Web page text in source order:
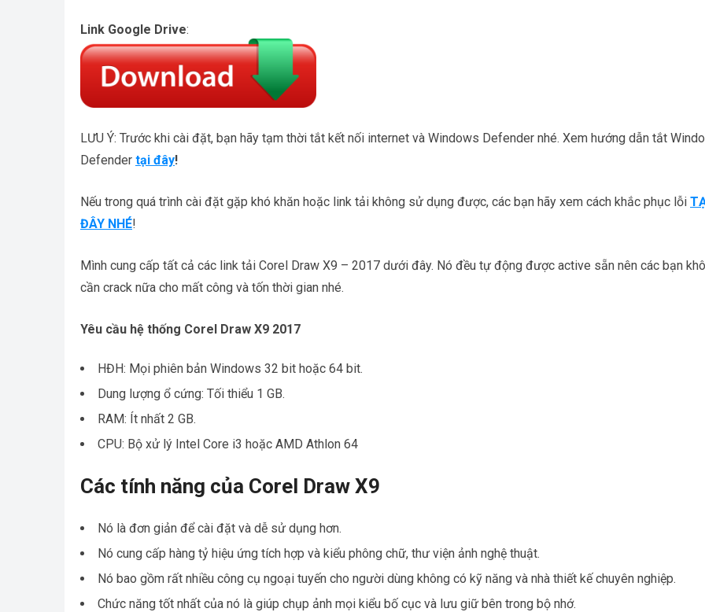
Link Google Drive:
LƯU Ý: Trước khi cài đặt, bạn hãy tạm thời tắt kết nối internet và Windows Defender nhé. Xem hướng dẫn tắt
Defender tại đây!
Nếu trong quá trình cài đặt gặp khó khăn hoặc link tải không sử dụng được, các bạn hãy xem cách khắc phục lỗi
ĐÂY NHÉ!
Mình cung cấp tất cả các link tải Corel Draw X9 – 2017 dưới đây. Nó đều tự động được active sẵn nên các bạn
cần crack nữa cho mất công và tốn thời gian nhé.
Yêu cầu hệ thống Corel Draw X9 2017
HĐH: Mọi phiên bản Windows 32 bit hoặc 64 bit.
Dung lượng ổ cứng: Tối thiểu 1 GB.
RAM: Ít nhất 2 GB.
CPU: Bộ xử lý Intel Core i3 hoặc AMD Athlon 64
Các tính năng của Corel Draw X9
Nó là đơn giản để cài đặt và dễ sử dụng hơn.
Nó cung cấp hàng tỷ hiệu ứng tích hợp và kiểu phông chữ, thư viện ảnh nghệ thuật.
Nó bao gồm rất nhiều công cụ ngoại tuyến cho người dùng không có kỹ năng và nhà thiết kế chuyên nghiệp.
Chức năng tốt nhất của nó là giúp chụp ảnh mọi kiểu bố cục và lưu giữ bên trong bộ nhớ.